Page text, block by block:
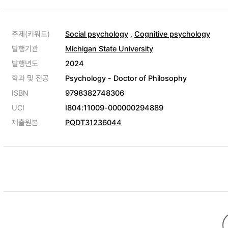
주제(키워드) Social psychology , Cognitive psychology
발행기관
Michigan State University
발행년도
2024
학과 및 전공
Psychology - Doctor of Philosophy
ISBN
9798382748306
UCI
I804:11009-000000294889
제출원본
PQDT31236044